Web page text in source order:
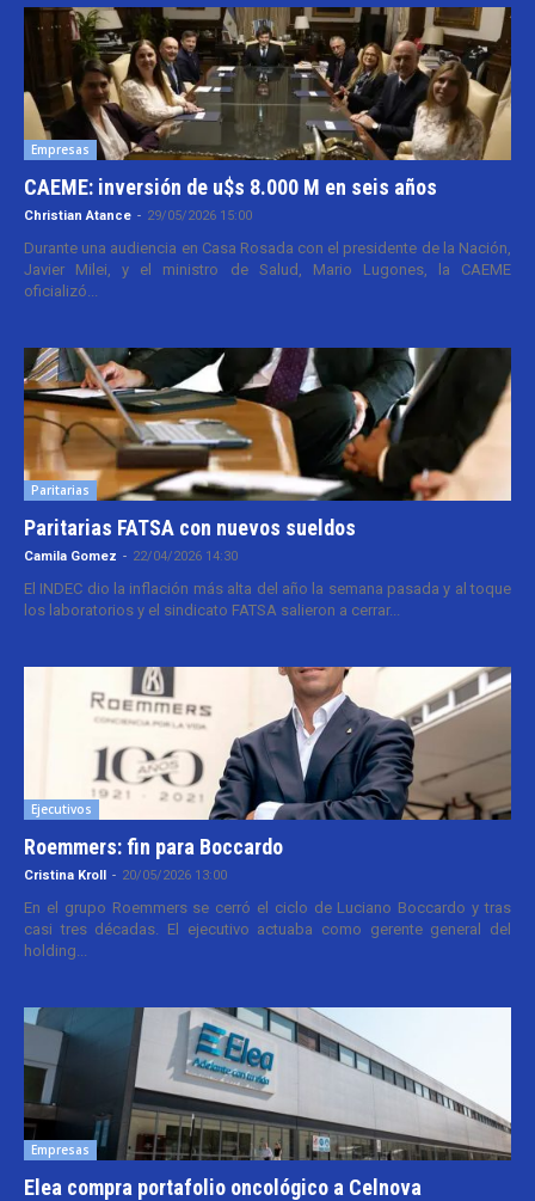
Empresas
CAEME: inversión de u$s 8.000 M en seis años
Christian Atance - 29/05/2026 15:00
Durante una audiencia en Casa Rosada con el presidente de la Nación,
Javier Milei, y el ministro de Salud, Mario Lugones, la CAEME
oficializó...
Paritarias
Paritarias FATSA con nuevos sueldos
Camila Gomez - 22/04/2026 14:30
El INDEC dio la inflación más alta del año la semana pasada y al toque
los laboratorios y el sindicato FATSA salieron a cerrar...
Ejecutivos
Roemmers: fin para Boccardo
Cristina Kroll - 20/05/2026 13:00
En el grupo Roemmers se cerró el ciclo de Luciano Boccardo y tras
casi tres décadas. El ejecutivo actuaba como gerente general del
holding...
Empresas
Elea compra portafolio oncológico a Celnova